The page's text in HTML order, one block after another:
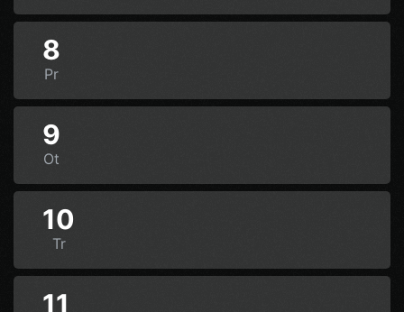
8
Pr
9
Ot
10
Tr
11